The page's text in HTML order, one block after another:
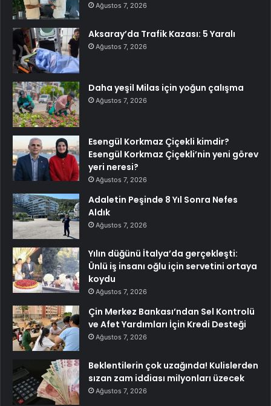
Ağustos 7, 2026
Aksaray’da Trafik Kazası: 5 Yaralı
Ağustos 7, 2026
Daha yeşil Milas için yoğun çalışma
Ağustos 7, 2026
Esengül Korkmaz Çiçekli kimdir?
Esengül Korkmaz Çiçekli’nin yeni görev
yeri neresi?
Ağustos 7, 2026
Adaletin Peşinde 8 Yıl Sonra Nefes
Aldık
Ağustos 7, 2026
Yılın düğünü İtalya’da gerçekleşti:
Ünlü iş insanı oğlu için servetini ortaya
koydu
Ağustos 7, 2026
Çin Merkez Bankası’ndan Sel Kontrolü
ve Afet Yardımları İçin Kredi Desteği
Ağustos 7, 2026
Beklentilerin çok uzağında! Kulislerden
sızan zam iddiası milyonları üzecek
Ağustos 7, 2026